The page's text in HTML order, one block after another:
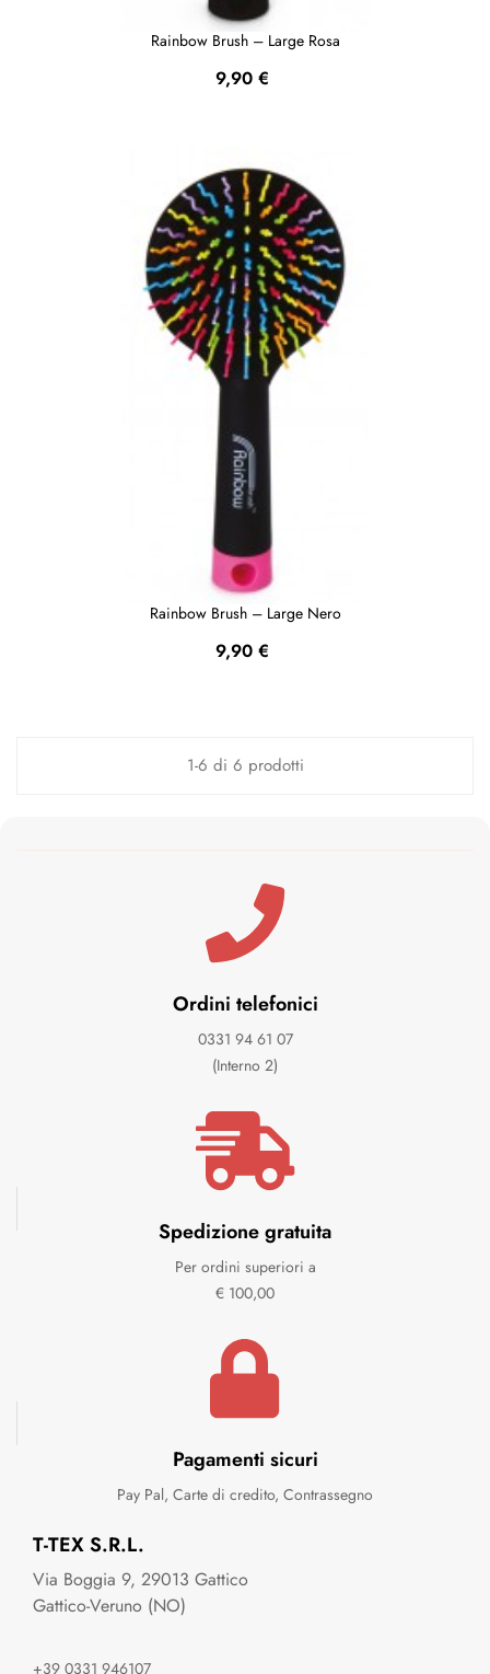
Rainbow Brush – Large Rosa
Prezzo
9,90 €
Rainbow Brush – Large Nero
Prezzo
9,90 €
1-6 di 6 prodotti
Ordini telefonici
0331 94 61 07
(Interno 2)
Spedizione gratuita
Per ordini superiori a
€ 100,00
Pagamenti sicuri
Pay Pal, Carte di credito, Contrassegno
T-TEX S.R.L.
Via Boggia 9, 29013 Gattico
Gattico-Veruno (NO)
+39 0331 946107